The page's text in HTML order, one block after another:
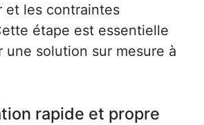
et les contraintes
étape est essentielle
une solution sur mesure à
rapide et propre